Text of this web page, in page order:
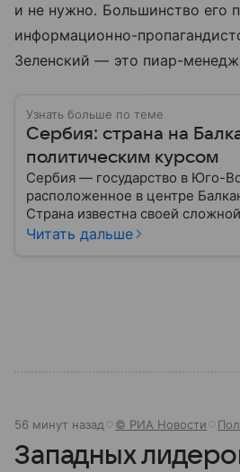
и не нужно. Большинство его
информационно-
Зеленский — это пиар-
Узнать больше по теме
Сербия: страна на
политическим курсом
Сербия — государство в Юго-
расположенное в центре
Страна известна своей
культурным наследием и особым
Читать дальше
56 минут назад © РИА Новости
Западных